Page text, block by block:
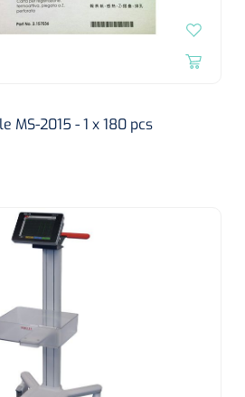
MS-2015 - 1 x 180 pcs